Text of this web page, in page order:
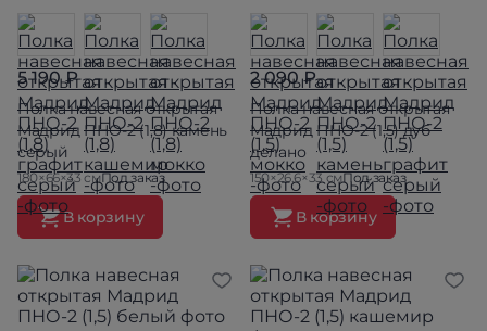
5 190 ₽
Полка навесная открытая
Мадрид ПНО-2 (1,8) камень
серый
180×66×33 смПод заказ
В корзину
2 090 ₽
Полка навесная открытая
Мадрид ПНО-2 (1,5) дуб
делано
150×26.6×33 смПод заказ
В корзину